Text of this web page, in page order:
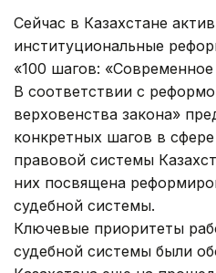
Сейчас в Казахстане
институциональные
«100 шагов:
В соответствии с
верховенства закона»
конкретных шагов в
правовой системы
них посвящена
судебной системы.
Ключевые приоритеты
судебной системы были